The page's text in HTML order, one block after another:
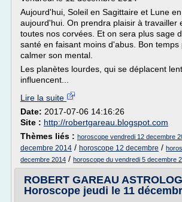
Aujourd'hui, Soleil en Sagittaire et Lune
aujourd'hui. On prendra plaisir à travailler
toutes nos corvées. Et on sera plus sage
santé en faisant moins d'abus. Bon temps
calmer son mental.
Les planètes lourdes, qui se déplacent
influencent...
Lire la suite
Date: 2017-07-06 14:16:26
Site : http://robertgareau.blogspot.com
Thèmes liés : horoscope vendredi 12 decembre
decembre 2014 / horoscope 12 decembre /
decembre 2014 / horoscope du vendredi 5 decembre
ROBERT GAREAU
Horoscope jeudi le 11